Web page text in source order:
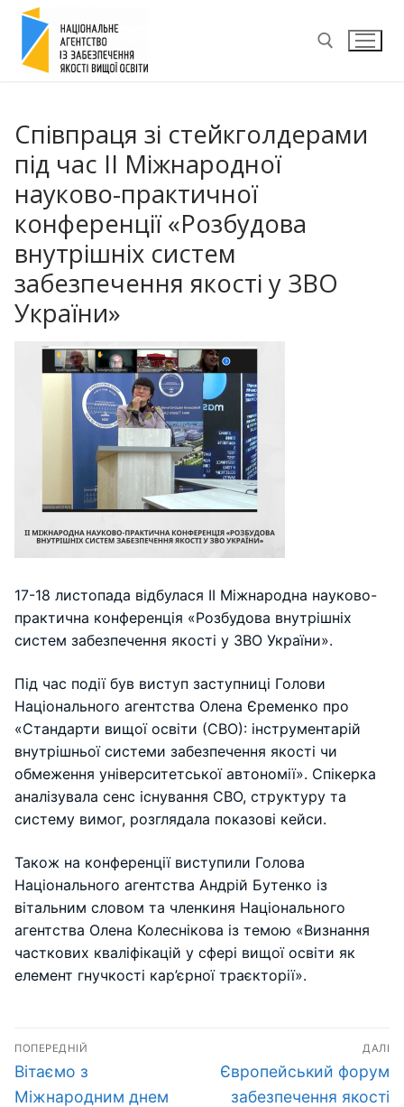
Перейти
вмісту
Співпраця зі стейкголдерами
під час ІІ Міжнародної
науково-практичної
конференції «Розбудова
внутрішніх систем
забезпечення якості у ЗВО
України»
17-18 листопада відбулася ІІ Міжнародна науково-
практична конференція «Розбудова внутрішніх
систем забезпечення якості у ЗВО України».
Під час події був виступ заступниці Голови
Національного агентства Олена Єременко про
«Стандарти вищої освіти (СВО): інструментарій
внутрішньої системи забезпечення якості чи
обмеження університетської автономії». Спікерка
аналізувала сенс існування СВО, структуру та
систему вимог, розглядала показові кейси.
Також на конференції виступили Голова
Національного агентства Андрій Бутенко із
вітальним словом та членкиня Національного
агентства Олена Колеснікова із темою «Визнання
часткових кваліфікацій у сфері вищої освіти як
елемент гнучкості кар’єрної траєкторії».
Навігація
записів
ПОПЕРЕДНІЙ
Попередній
запис:
Вітаємо з
Міжнародним днем
ДАЛІ
Наступний
запис:
Європейський форум
забезпечення якості